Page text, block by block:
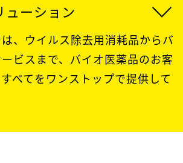
ューション
、ウイルス除去用消耗品からバ
ビスまで、バイオ医薬品のお客
べてをワンストップで提供して